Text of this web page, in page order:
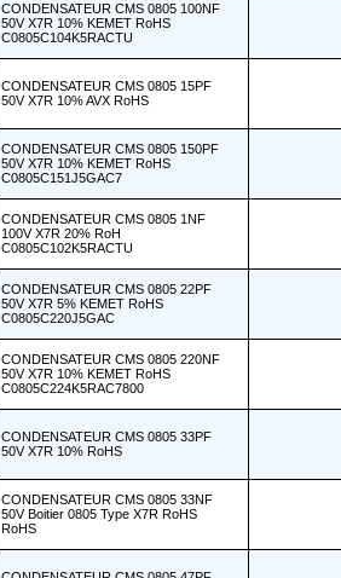
CONDENSATEUR CMS 0805 100NF
50V X7R 10% KEMET RoHS
C0805C104K5RACTU
CONDENSATEUR CMS 0805 15PF
50V X7R 10% AVX RoHS
CONDENSATEUR CMS 0805 150PF
50V X7R 10% KEMET RoHS
C0805C151J5GAC7
CONDENSATEUR CMS 0805 1NF
100V X7R 20% RoH
C0805C102K5RACTU
CONDENSATEUR CMS 0805 22PF
50V X7R 5% KEMET RoHS
C0805C220J5GAC
CONDENSATEUR CMS 0805 220NF
50V X7R 10% KEMET RoHS
C0805C224K5RAC7800
CONDENSATEUR CMS 0805 33PF
50V X7R 10% RoHS
CONDENSATEUR CMS 0805 33NF
50V Boitier 0805 Type X7R RoHS
RoHS